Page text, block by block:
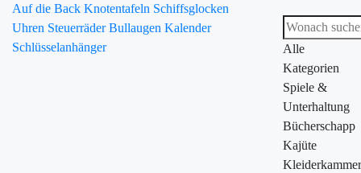
Auf die Back Knotentafeln Schiffsglocken
Uhren SteuerräderBullaugen Kalender
Schlüsselanhänger
Alle
Kategorien
Spiele &
Unterhaltung
Bücherschapp
Kajüte
Kleiderkammer